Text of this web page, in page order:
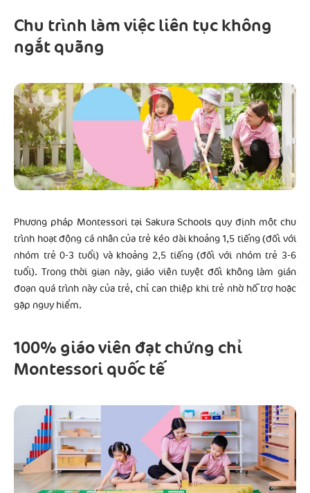
Chu trình làm việc liên tục không
ngắt quãng
Phương pháp Montessori tại Sakura Schools quy định một chu
trình hoạt động cá nhân của trẻ kéo dài khoảng 1,5 tiếng (đối với
nhóm trẻ 0-3 tuổi) và khoảng 2,5 tiếng (đối với nhóm trẻ 3-6
tuổi). Trong thời gian này, giáo viên tuyệt đối không làm gián
đoạn quá trình này của trẻ, chỉ can thiệp khi trẻ nhờ hỗ trợ hoặc
gặp nguy hiểm.
100% giáo viên đạt chứng chỉ
Montessori quốc tế